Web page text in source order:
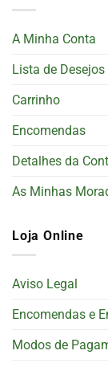
A Minha Conta
Lista de Desejos
Carrinho
Encomendas
Detalhes da
As Minhas
Loja Online
Aviso Legal
Encomendas e
Modos de